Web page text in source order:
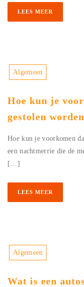
LEES MEER
Algemeen
Hoe kun je
gestolen
Hoe kun je voorkomen
een nachtmerrie die de
[…]
LEES MEER
Algemeen
Wat is een